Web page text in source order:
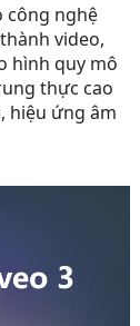
công nghệ
video,
hình quy mô
thực cao
hiệu ứng âm